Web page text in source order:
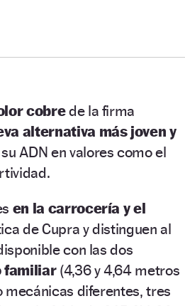
cobrede la firma
alternativa más joven y
ADN en valores como el
en la carrocería y el
de Cupra y distinguen al
con las dos
familiar(4,36 y 4,64 metros
mecánicas diferentes, tres